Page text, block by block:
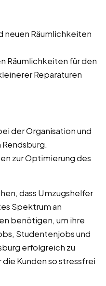
neuen Räumlichkeiten
Räumlichkeiten für den
Reparaturen
der Organisation und
Rendsburg.
zur Optimierung des
dass Umzugshelfer
Spektrum an
benötigen, um ihre
Studentenjobs und
erfolgreich zu
Kunden so stressfrei